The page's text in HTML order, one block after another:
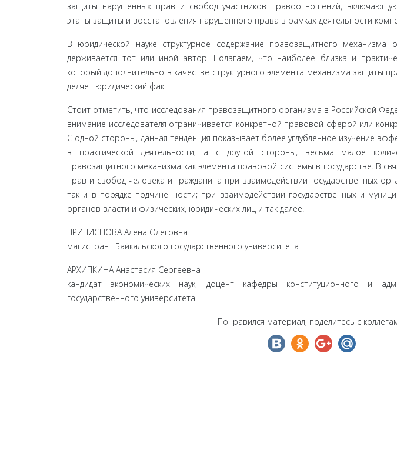
защиты нарушенных прав и свобод участников правоотно­шений,
этапы защиты и восстановления нарушенного права в рам­ках деятельности
В юридической науке структурное содержание правоза­щитного механизма
держивается тот или иной автор. Полагаем, что наиболее близка и
который дополнительно в качестве структурного элемента механизма защиты
деляет юридический факт.
Стоит отметить, что исследования правозащитного ор­ганизма в Российской
внимание исследователя ограничивается конкретной правовой сферой или
С одной стороны, данная тенденция показывает более углубленное изучение
в практической деятельности; а с другой сторо­ны, весьма малое
правозащитного механизма как элемента правовой системы в государстве. В
прав и свобод человека и гражданина при взаимодействии государственных
так и в порядке подчиненности; при взаимодействии госу­дарственных и
органов власти и физических, юридических лиц и так далее.
ПРИПИСНОВА Алёна Олеговна
магистрант Байкальского государственного университета
АРХИПКИНА Анастасия Сергеевна
кандидат экономических наук, доцент кафедры конституционного и
государственного университета
Понравился материал, поделитесь с